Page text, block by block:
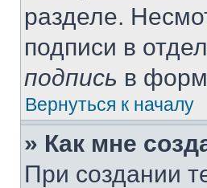
разделе.
подписи в
подпись в
Вернуться к началу
» Как мне
При создании